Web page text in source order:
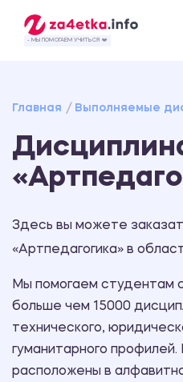
- МЫ ПОМОГАЕМ УЧИТЬСЯ ❤️
Главная Выполняемые
Здесь вы можете
«Артпедагогика» в
Мы помогаем студентам
больше чем 15000
технического,
гуманитарного
расположены в